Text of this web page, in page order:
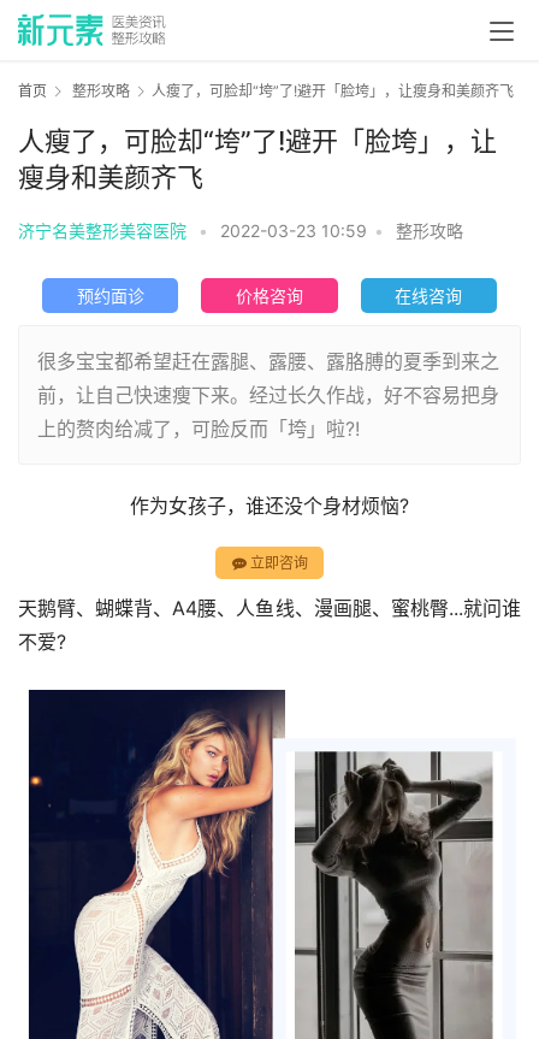
首页 整形攻略 人瘦了，可脸却“垮”了!避开「脸垮」，让瘦身和美颜齐飞
人瘦了，可脸却“垮”了!避开「脸垮」，让
瘦身和美颜齐飞
济宁名美整形美容医院 • 2022-03-23 10:59 • 整形攻略
预约面诊 价格咨询 在线咨询
很多宝宝都希望赶在露腿、露腰、露胳膊的夏季到来之
前，让自己快速瘦下来。经过长久作战，好不容易把身
上的赘肉给减了，可脸反而「垮」啦?!
作为女孩子，谁还没个身材烦恼?
立即咨询
天鹅臂、蝴蝶背、A4腰、人鱼线、漫画腿、蜜桃臀...就问谁
不爱?